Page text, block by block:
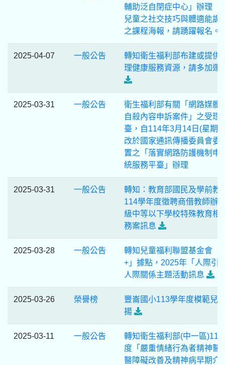
輔助泛自閉症中心」辦理「
兒童之社交技巧與體適能課
之課程海報，請踴躍報名。
2025-04-07 一般公告
轉知衛生福利部布建或提供
理健康服務資源，請多加運
2025-03-31 一般公告
衛生福利部有關「網路媒體
自殺內容申訴案件」之受理
臺，自114年3月14日(星期
改於國家通訊傳播委員會委
置之「落實網路防護機制申
統服務平臺」辦理
2025-03-31 一般公告
轉知：教育部國民及學前教
114學年度徵聘商借教師辦
級中等以下學校特殊教育相
務案訊息
2025-03-28 一般公告
轉知兒童福利聯盟基金會「
+」據點，2025年「人際引
人際關係主題活動訊息
2025-03-26 榮譽榜
豐崙國小113學年度模範兒
揚
2025-03-11 一般公告
轉知衛生福利部(中一區)114
度「嚴重情緒行為者精神醫
醫障礙改善及精神病早期介